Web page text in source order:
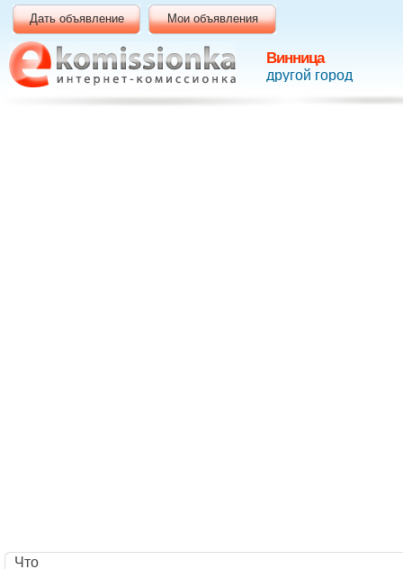
Винница
другой город
Дать объявление Мои объявления
Что